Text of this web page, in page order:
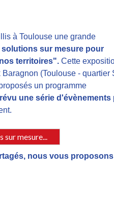
à Toulouse une grande
solutions sur mesure pour
territoires". Cette
(Toulouse - quartier
un programme
une série d'évènements
sur mesure...
nous vous